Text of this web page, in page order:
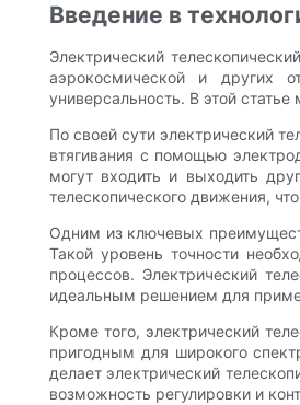
Введение в
Электрический
аэрокосмической и других
универсальность. В этой
По своей сути электрический
втягивания с помощью
могут входить и выходить
телескопического движения,
Одним из ключевых
Такой уровень точности
процессов. Электрический
идеальным решением для
Кроме того, электрический
пригодным для широкого
делает электрический
возможность регулировки и